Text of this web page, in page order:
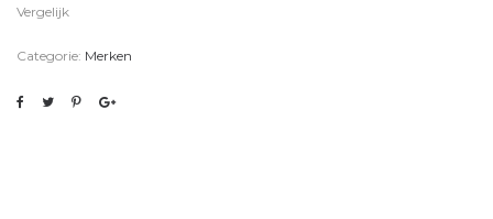
Vergelijk
Categorie: Merken